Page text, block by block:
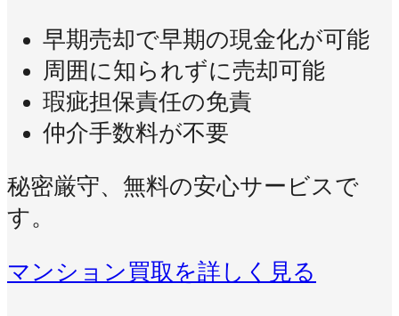
早期売却で早期の現金化が可能
周囲に知られずに売却可能
瑕疵担保責任の免責
仲介手数料が不要
秘密厳守、無料の安心サービスで
す。
マンション買取を詳しく見る